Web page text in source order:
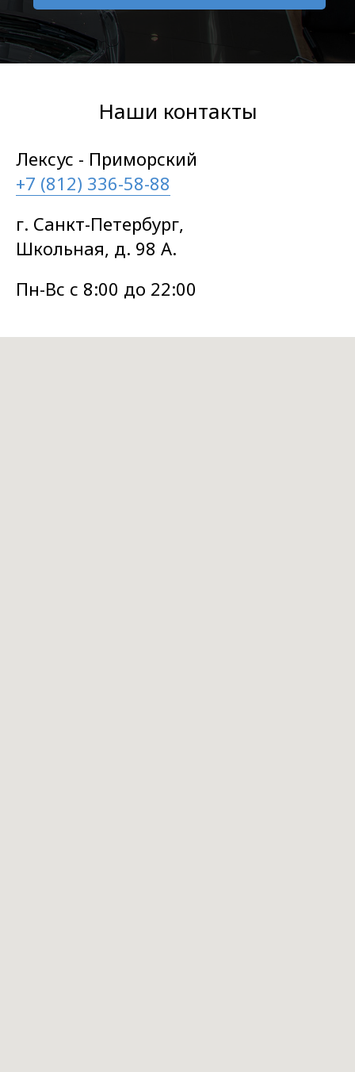
Наши контакты
Лексус - Приморский
+7 (812) 336-58-88
г. Санкт-Петербург,
Школьная, д. 98 А.
Пн-Вс с 8:00 до 22:00